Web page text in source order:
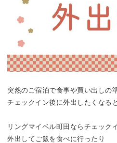
突然のご宿泊で食事や買い出しの
チェックイン後に外出したくなる
リングマイベル町田ならチェック
外出してご飯を食べに行ったり